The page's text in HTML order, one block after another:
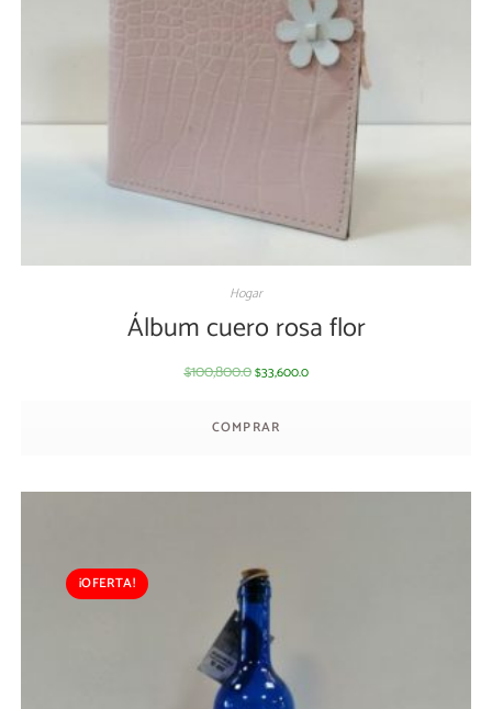
Hogar
Álbum cuero rosa flor
$100,800.0 $33,600.0
COMPRAR
¡OFERTA!